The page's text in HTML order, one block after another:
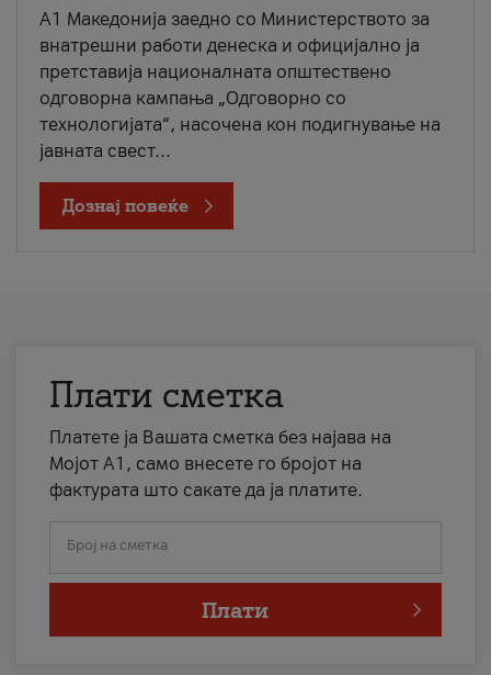
A1 Македонија заедно со Министерството за
внатрешни работи денеска и официјално ја
претставија националната општествено
одговорна кампања „Одговорно со
технологијата“, насочена кон подигнување на
јавната свест...
Дознај повеќе
Плати сметка
Платете ја Вашата сметка без најава на
Мојот А1, само внесете го бројот на
фактурата што сакате да ја платите.
Број на сметка
Плати